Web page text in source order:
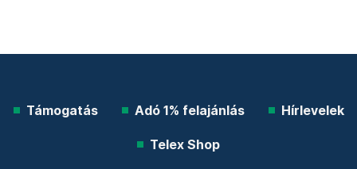
Támogatás Adó 1% felajánlás Hírlevelek
Telex Shop